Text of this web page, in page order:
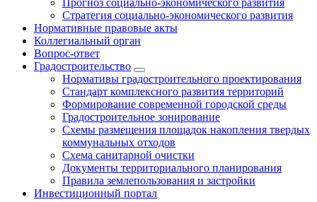
Прогноз социально-экономического развития
Стратегия социально-экономического развития
Нормативные правовые акты
Коллегиальный орган
Вопрос-ответ
Градостроительство
Нормативы градостроительного проектирования
Стандарт комплексного развития территорий
Формирование современной городской среды
Градостроительное зонирование
Схемы размещения площадок накопления твердых
коммунальных отходов
Схема санитарной очистки
Документы территориального планирования
Правила землепользования и застройки
Инвестиционный портал